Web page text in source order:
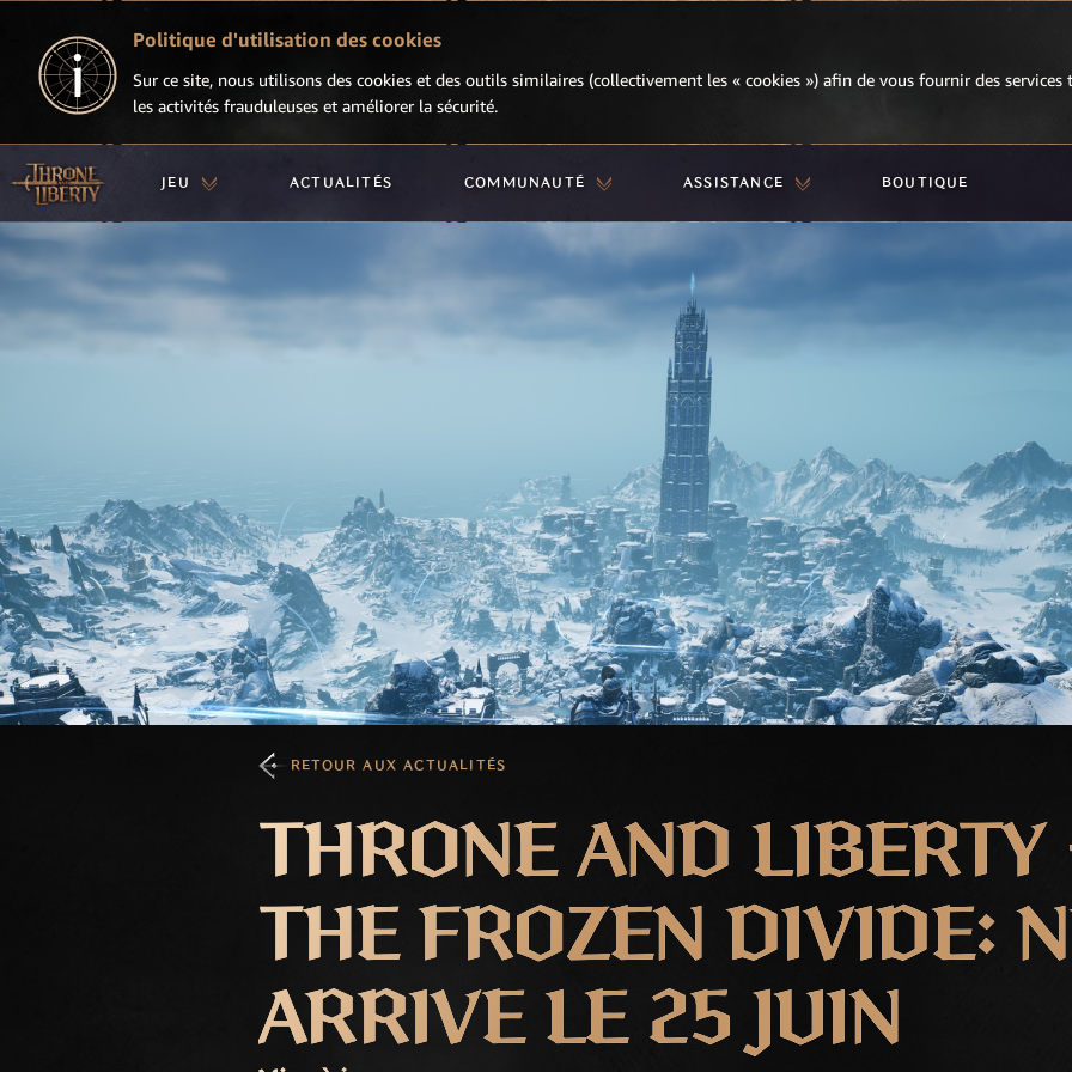
Politique d'utilisation des cookies
Sur ce site, nous utilisons des cookies et des outils similaires (collectivement les « cookies ») afin de vous fournir des
les activités frauduleuses et améliorer la sécurité.
JEU ACTUALITÉS COMMUNAUTÉ ASSISTANCE BOUTIQUE
RETOUR AUX ACTUALITÉS
THRONE AND LIBERTY
THE FROZEN DIVIDE:
ARRIVE LE 25 JUIN